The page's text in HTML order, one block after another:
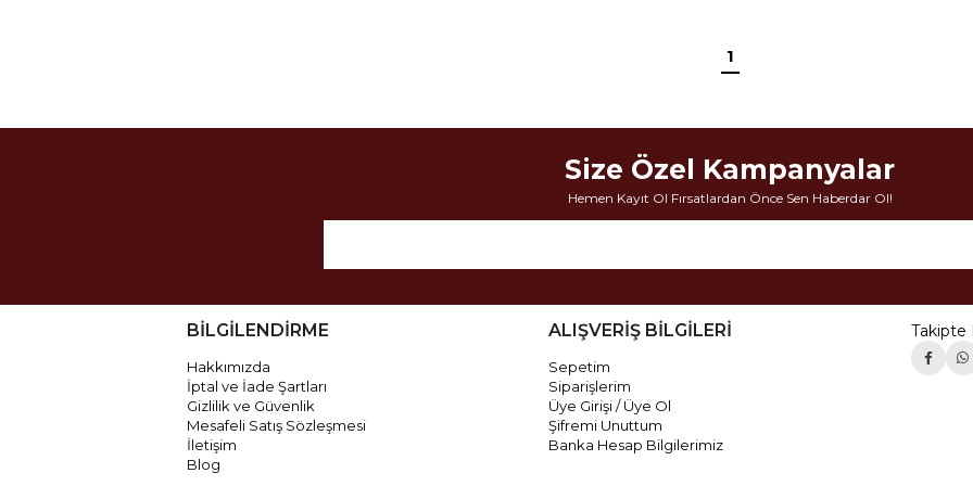
1
Size Özel Kampanyalar
Hemen Kayıt Ol Fırsatlardan Önce Sen Haberdar Ol!
BİLGİLENDİRME
Hakkımızda
İptal ve İade Şartları
Gizlilik ve Güvenlik
Mesafeli Satış Sözleşmesi
İletişim
Blog
ALIŞVERİŞ BİLGİLERİ
Sepetim
Siparişlerim
Üye Girişi / Üye Ol
Şifremi Unuttum
Banka Hesap Bilgilerimiz
Takipte